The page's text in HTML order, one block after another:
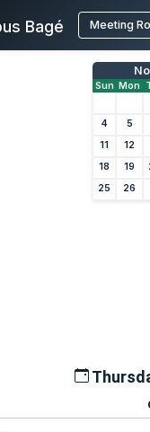
Bagé Meeting
Sun Mon
4
5
11
12
18
19
25
26